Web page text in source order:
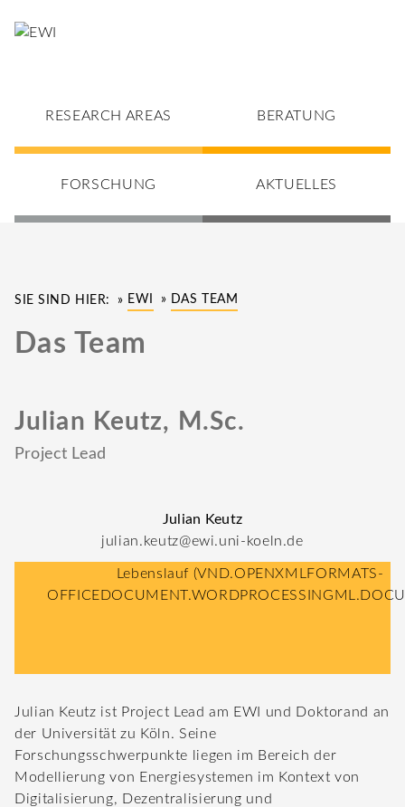
RESEARCH AREAS BERATUNG
FORSCHUNG AKTUELLES
SIE SIND HIER: EWI DAS TEAM
Das Team
Julian Keutz, M.Sc.
Project Lead
Julian Keutz
julian.keutz@ewi.uni-koeln.de
Lebenslauf (VND.OPENXMLFORMATS-
Julian Keutz ist Project Lead am EWI und Doktorand an
der Universität zu Köln. Seine
Forschungsschwerpunkte liegen im Bereich der
Modellierung von Energiesystemen im Kontext von
Digitalisierung, Dezentralisierung und